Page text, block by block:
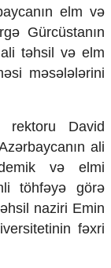
elm və
Gürcüstanın
təhsil və elm
məsələlərini
rektoru David
ali
və elmi
töhfəyə görə
naziri Emin
fəxri